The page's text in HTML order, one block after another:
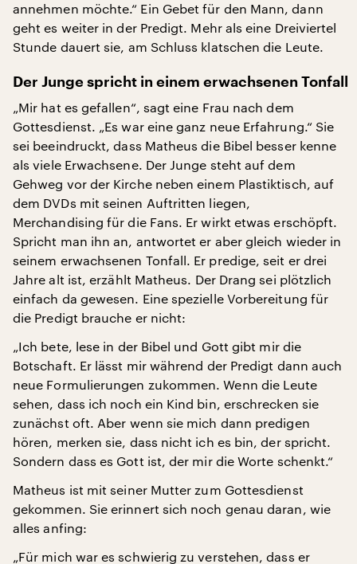
annehmen möchte.“ Ein Gebet für den Mann, dann
geht es weiter in der Predigt. Mehr als eine Dreiviertel
Stunde dauert sie, am Schluss klatschen die Leute.
Der Junge spricht in einem erwachsenen Tonfall
„Mir hat es gefallen“, sagt eine Frau nach dem
Gottesdienst. „Es war eine ganz neue Erfahrung.“ Sie
sei beeindruckt, dass Matheus die Bibel besser kenne
als viele Erwachsene. Der Junge steht auf dem
Gehweg vor der Kirche neben einem Plastiktisch, auf
dem DVDs mit seinen Auftritten liegen,
Merchandising für die Fans. Er wirkt etwas erschöpft.
Spricht man ihn an, antwortet er aber gleich wieder in
seinem erwachsenen Tonfall. Er predige, seit er drei
Jahre alt ist, erzählt Matheus. Der Drang sei plötzlich
einfach da gewesen. Eine spezielle Vorbereitung für
die Predigt brauche er nicht:
„Ich bete, lese in der Bibel und Gott gibt mir die
Botschaft. Er lässt mir während der Predigt dann auch
neue Formulierungen zukommen. Wenn die Leute
sehen, dass ich noch ein Kind bin, erschrecken sie
zunächst oft. Aber wenn sie mich dann predigen
hören, merken sie, dass nicht ich es bin, der spricht.
Sondern dass es Gott ist, der mir die Worte schenkt.“
Matheus ist mit seiner Mutter zum Gottesdienst
gekommen. Sie erinnert sich noch genau daran, wie
alles anfing:
„Für mich war es schwierig zu verstehen, dass er